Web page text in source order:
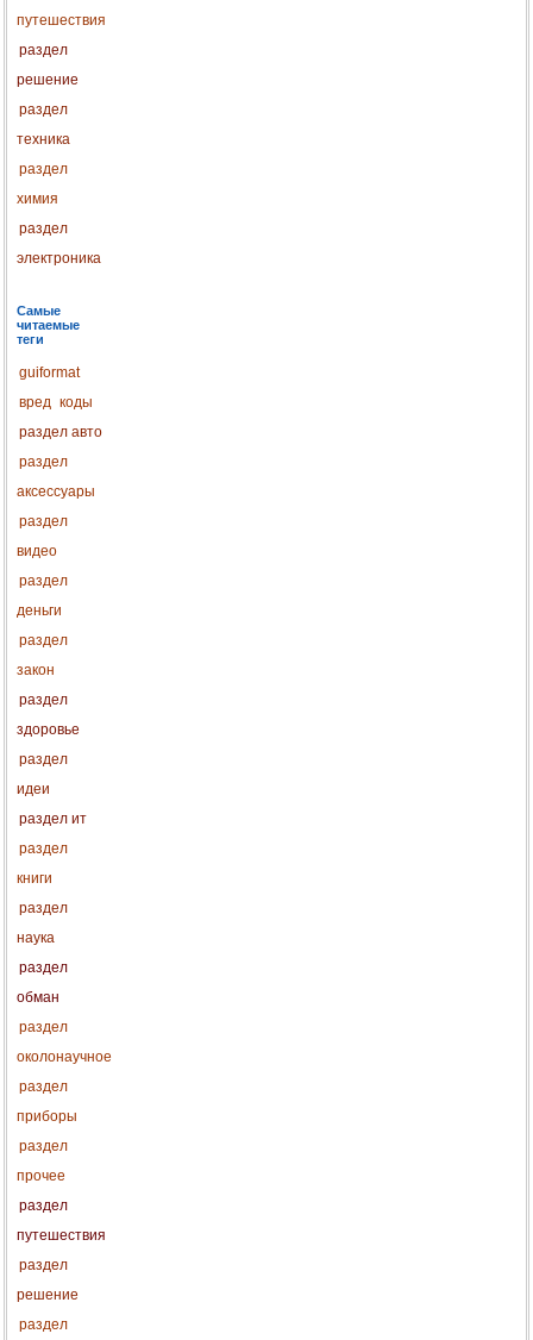
путешествия
раздел
решение
раздел
техника
раздел
химия
раздел
электроника
Самые
читаемые
теги
guiformat
вред коды
раздел авто
раздел
аксессуары
раздел
видео
раздел
деньги
раздел
закон
раздел
здоровье
раздел
идеи
раздел ит
раздел
книги
раздел
наука
раздел
обман
раздел
околонаучное
раздел
приборы
раздел
прочее
раздел
путешествия
раздел
решение
раздел